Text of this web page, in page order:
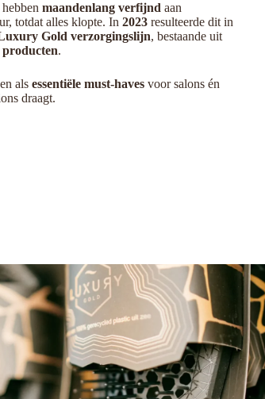
maandenlang verfijnd aan
totdat alles klopte. In 2023 resulteerde dit in
Gold verzorgingslijn, bestaande uit
producten.
als essentiële must-haves voor salons én
draagt.